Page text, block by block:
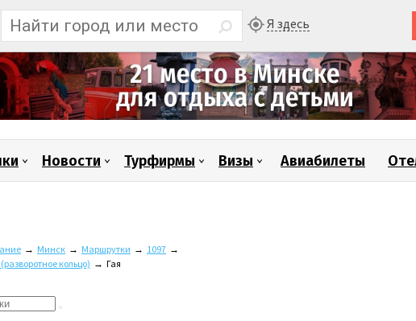
Я здесь
Новости Турфирмы Визы Авиабилеты
→ Минск → Маршрутки → 1097 →
кольцо) → Гая